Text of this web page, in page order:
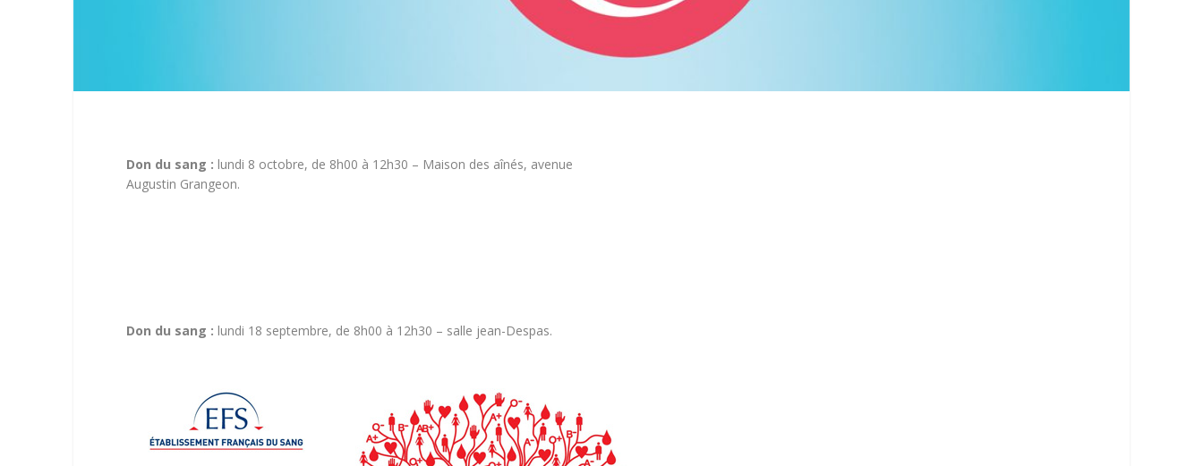
Don du sang : lundi 8 octobre, de 8h00 à 12h30 – Maison des aînés, avenue
Augustin Grangeon.
Don du sang : lundi 18 septembre, de 8h00 à 12h30 – salle jean-Despas.